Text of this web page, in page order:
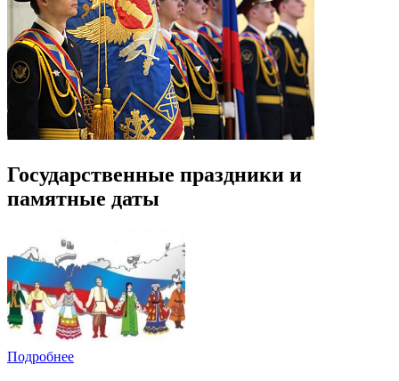
Государственные праздники и
памятные даты
Подробнее